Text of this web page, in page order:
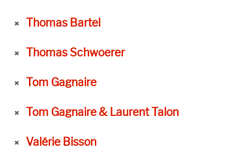
Thomas Bartel
Thomas Schwoerer
Tom Gagnaire
Tom Gagnaire & Laurent Talon
Valérie Bisson